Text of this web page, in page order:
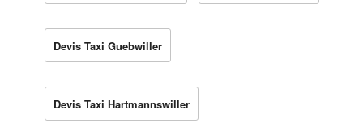
Devis Taxi Guebwiller
Devis Taxi Hartmannswiller